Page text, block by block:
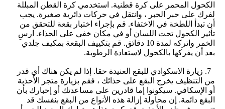
الكحول المحمر على كرة قطنية. استخدمي كرة القطن المبللة
لفرك على حبر الحبر ، وانتقل في حركات دائرية صغيرة. يجب
أن تبدأ اللطخة في الاختفاء. قم بإجراء اختبار بقعة للتحقق من
تأثير الكحول تحت اللسان أو في مكان خفي على الحذاء. ارسِ
الخمر واتركه لمدة 10 دقائق. قم بتكييف البقعة بمكيف جلدي
بعد أن يفركها بالكحول لاستعادة الرطوبة.
7. زيارة الاسكوادي للبقع العنيدة حقا. إذا لم يكن هناك أي قدر
من التنظيف يخرج البقع على حذائك ، فقم بزيارة متجر الأحذية
أو الإسكافي. سيكونوا إما قادرين على مساعدتك أو إخبارك بأن
البقع دائمة. إن محاولة إزالة هذه الأنواع من البقع بنفسك قد